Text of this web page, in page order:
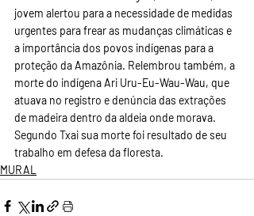
jovem alertou para a necessidade de medidas
urgentes para frear as mudanças climáticas e
a importância dos povos indígenas para a
proteção da Amazônia. Relembrou também, a
morte do indígena Ari Uru-Eu-Wau-Wau, que
atuava no registro e denúncia das extrações
de madeira dentro da aldeia onde morava.
Segundo Txai sua morte foi resultado de seu
trabalho em defesa da floresta.
MURAL